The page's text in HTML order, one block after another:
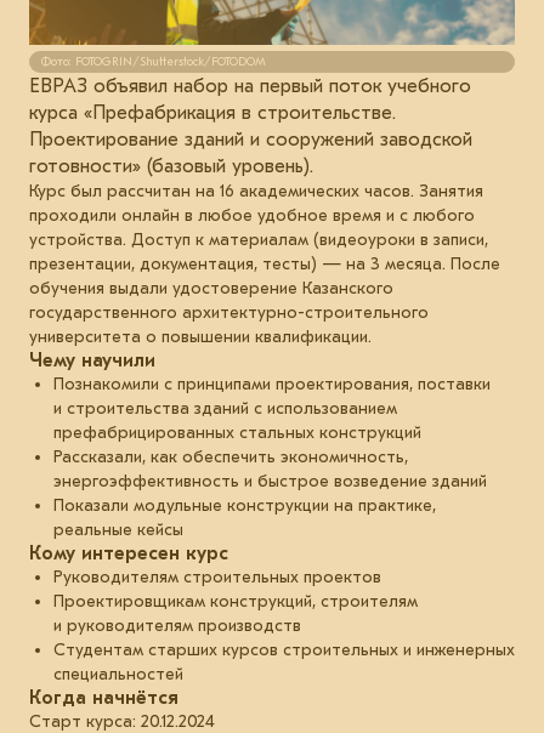
Фото: FOTOGRIN/Shutterstock/FOTODOM
ЕВРАЗ объявил набор на первый поток учебного
курса «Префабрикация в строительстве.
Проектирование зданий и сооружений заводской
готовности» (базовый уровень).
Курс был рассчитан на 16 академических часов. Занятия
проходили онлайн в любое удобное время и с любого
устройства. Доступ к материалам (видеоуроки в записи,
презентации, документация, тесты) — на 3 месяца. После
обучения выдали удостоверение Казанского
государственного архитектурно-строительного
университета о повышении квалификации.
Чему научили
Познакомили с принципами проектирования, поставки
и строительства зданий с использованием
префабрицированных стальных конструкций
Рассказали, как обеспечить экономичность,
энергоэффективность и быстрое возведение зданий
Показали модульные конструкции на практике,
реальные кейсы
Кому интересен курс
Руководителям строительных проектов
Проектировщикам конструкций, строителям
и руководителям производств
Студентам старших курсов строительных и инженерных
специальностей
Когда начнётся
Старт курса: 20.12.2024